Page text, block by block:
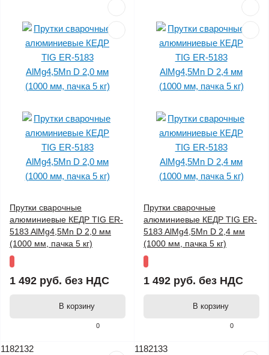
0
Прутки сварочные
алюминиевые КЕДР TIG ER-
5183 AlMg4,5Mn D 2,0 мм
(1000 мм, пачка 5 кг)
1 492 руб. без НДС
В корзину
0
Прутки сварочные
алюминиевые КЕДР TIG ER-
5183 AlMg4,5Mn D 2,4 мм
(1000 мм, пачка 5 кг)
1 492 руб. без НДС
В корзину
1182132 1182133